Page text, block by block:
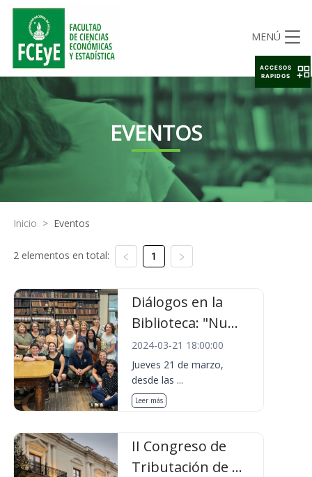
MENÚ
EVENTOS
Inicio > Eventos
2 elementos en total: 1
Diálogos en la
Biblioteca: "Nu...
2024-03-21 18:00:00
Jueves 21 de marzo,
desde las ...
Leer más
II Congreso de
Tributación de ...
ACCESOS
RAPIDOS